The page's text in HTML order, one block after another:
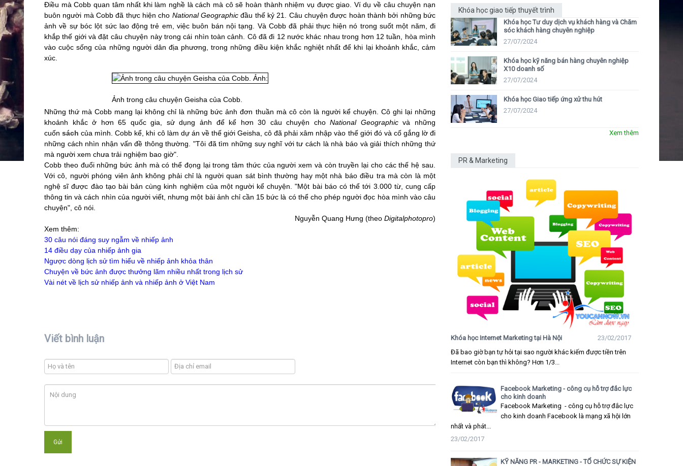
Điều mà Cobb quan tâm nhất khi làm nghề là cách mà cô sẽ hoàn thành nhiệm vụ được giao. Ví dụ về câu chuyện nạn
buôn người mà Cobb đã thực hiện cho National Geographic đầu thế kỷ 21. Câu chuyện được hoàn thành bởi những bức
ảnh về sự bóc lột sức lao động trẻ em, việc buôn bán nội tạng. Và Cobb đã phải thực hiện nó trong suốt một năm, đi
khắp thế giới và đặt câu chuyện này trong cái nhìn toàn cảnh. Cô đã đi 12 nước khác nhau trong hơn 12 tuần, hòa mình
vào cuộc sống của những người dân địa phương, trong những điều kiện khắc nghiệt nhất để khi lại khoảnh khắc, cảm
xúc.
Ảnh trong câu chuyện Geisha của Cobb.
Những thứ mà Cobb mang lại không chỉ là những bức ảnh đơn thuần mà cô còn là người kể chuyện. Cô ghi lại những
khoảnh khắc ở hơn 65 quốc gia, sử dụng ảnh để kể hơn 30 câu chuyện choNational Geographicvà những
cuốnsách của mình. Cobb kể, khi cô làm dự án về thế giới Geisha, cô đã phải xâm nhập vào thế giới đó và cố gắng lờ đi
những cách nhìn nhận vấn đề thông thường. "Tôi đã tìm những suy nghĩ với tư cách là nhà báo và giải thích những thứ
mà người xem chưa trải nghiệm bao giờ".
Cobb theo đuổi những bức ảnh mà có thể đọng lại trong tâm thức của người xem và còn truyền lại cho các thế hệ sau.
Với cô, người phóng viên ảnh không phải chỉ là người quan sát bình thường hay một nhà báo điều tra mà còn là một
nghệ sĩ được đào tạo bài bản cùng kinh nghiệm của một người kể chuyện. "Một bài báo có thể tới 3.000 từ, cung cấp
thông tin và cách nhìn của người viết, nhưng một bài ảnh chỉ cần 15 bức là có thể cho phép người đọc hòa mình vào câu
chuyện", cô nói.
Nguyễn Quang Hưng (theo Digitalphotopro)
Xem thêm:
30 câu nói đáng suy ngẫm về nhiếp ảnh
14 điều dạy của nhiếp ảnh gia
Ngược dòng lịch sử tìm hiểu về nhiếp ảnh khỏa thân
Chuyện về bức ảnh được thưởng lãm nhiều nhất trong lịch sử
Vài nét về lịch sử nhiếp ảnh và nhiếp ảnh ở Việt Nam
Viết bình luận
Khóa học giao tiếp thuyết trình
Khóa học Tư duy dịch vụ khách hàng và Chăm
sóc khách hàng chuyên nghiệp
27/07/2024
Khóa học kỹ năng bán hàng chuyên nghiệp
X10 doanh số
27/07/2024
Khóa học Giao tiếp ứng xử thu hút
27/07/2024
Xem thêm
PR & Marketing
Khóa học Internet Marketing tại Hà Nội
23/02/2017
Đã bao giờ bạn tự hỏi tại sao người khác kiếm được tiền trên
Internet còn bạn thì không? Hơn 1/3...
Facebook Marketing - công cụ hỗ trợ đắc lực
cho kinh doanh
Facebook Marketing - công cụ hỗ trợ đắc lực
cho kinh doanh Facebook là mạng xã hội lớn
nhất và phát...
23/02/2017
KỸ NĂNG PR - MARKETING - TỔ CHỨC SỰ KIỆN